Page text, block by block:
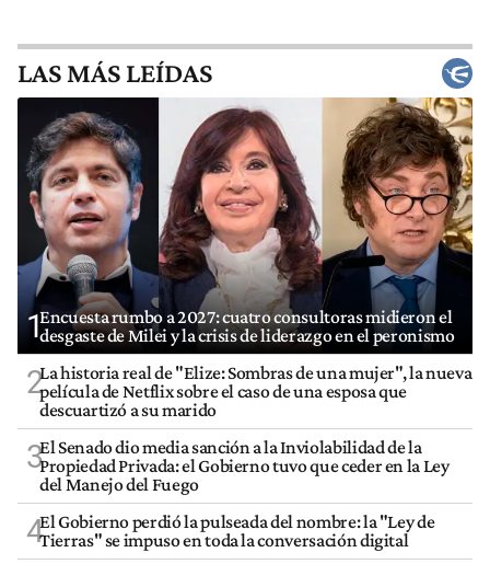
LAS MÁS LEÍDAS
1Encuesta rumbo a 2027: cuatro consultoras midieron el
desgaste de Milei y la crisis de liderazgo en el peronismo
2La historia real de "Elize: Sombras de una mujer", la nueva
película de Netflix sobre el caso de una esposa que
descuartizó a su marido
3El Senado dio media sanción a la Inviolabilidad de la
Propiedad Privada: el Gobierno tuvo que ceder en la Ley
del Manejo del Fuego
4El Gobierno perdió la pulseada del nombre: la "Ley de
Tierras" se impuso en toda la conversación digital